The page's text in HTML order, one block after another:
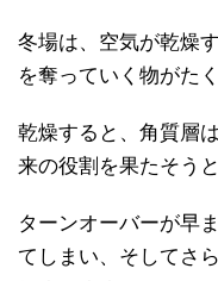
冬場は、空気が乾燥
を奪っていく物がたく
乾燥すると、角質層
来の役割を果たそうと
ターンオーバーが早
てしまい、そしてさ